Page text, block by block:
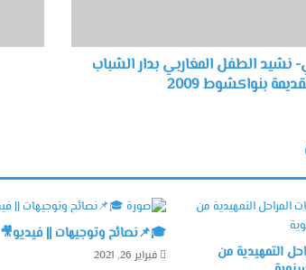
الطفل المغاربي بدار الشباب
بنواكشوط 2009
التمهيدية من
🎓📌نصائح وتوجيهات || فيديو🎥
فبراير 26, 2021